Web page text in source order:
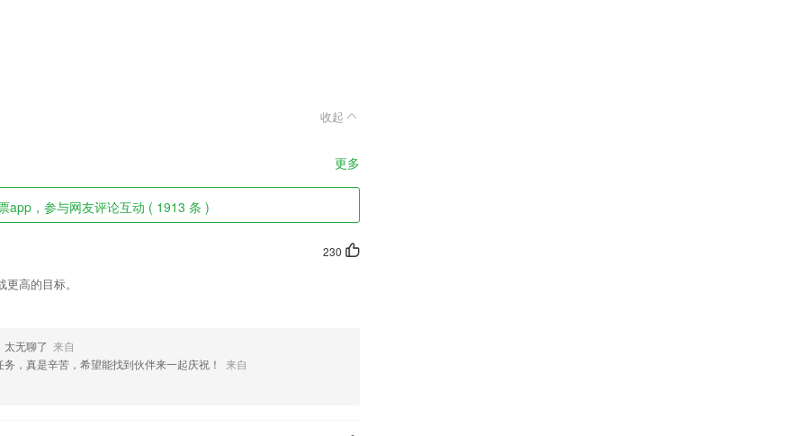
收起
更多
app，参与网友评论互动 ( 1913 条 )
230
高的目标。
太无聊了 来自
，真是辛苦，希望能找到伙伴来一起庆祝！
来自